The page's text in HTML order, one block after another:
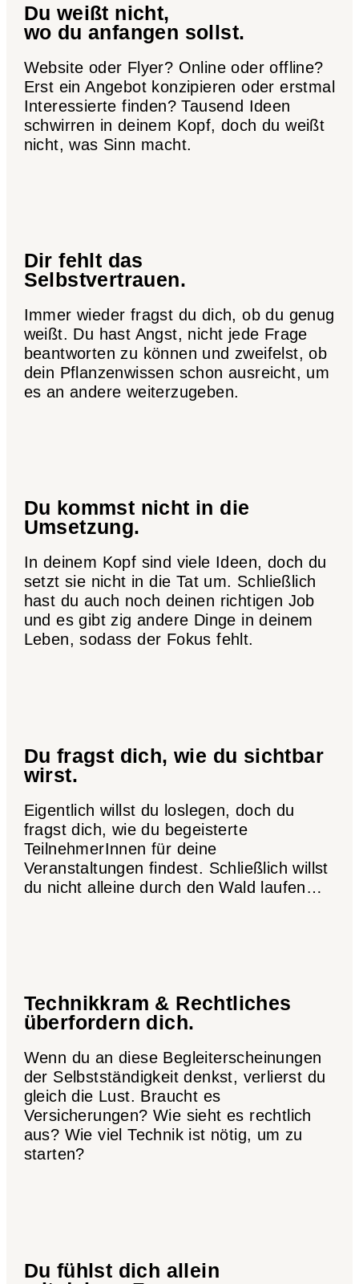
Du weißt nicht,
wo du anfangen sollst.
Website oder Flyer? Online oder offline?
Erst ein Angebot konzipieren oder erstmal
Interessierte finden? Tausend Ideen
schwirren in deinem Kopf, doch du weißt
nicht, was Sinn macht.
Dir fehlt das
Selbstvertrauen.
Immer wieder fragst du dich, ob du genug
weißt. Du hast Angst, nicht jede Frage
beantworten zu können und zweifelst, ob
dein Pflanzenwissen schon ausreicht, um
es an andere weiterzugeben.
Du kommst nicht in die
Umsetzung.
In deinem Kopf sind viele Ideen, doch du
setzt sie nicht in die Tat um. Schließlich
hast du auch noch deinen richtigen Job
und es gibt zig andere Dinge in deinem
Leben, sodass der Fokus fehlt.
Du fragst dich, wie du sichtbar
wirst.
Eigentlich willst du loslegen, doch du
fragst dich, wie du begeisterte
TeilnehmerInnen für deine
Veranstaltungen findest. Schließlich willst
du nicht alleine durch den Wald laufen…
Technikkram & Rechtliches
überfordern dich.
Wenn du an diese Begleiterscheinungen
der Selbstständigkeit denkst, verlierst du
gleich die Lust. Braucht es
Versicherungen? Wie sieht es rechtlich
aus? Wie viel Technik ist nötig, um zu
starten?
Du fühlst dich allein